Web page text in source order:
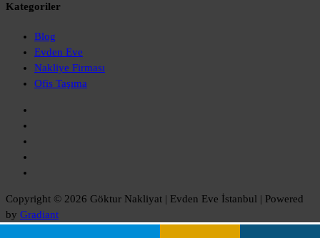
Kategoriler
Blog
Evden Eve
Nakliye Firması
Ofis Taşıma
Copyright © 2026 Göktur Nakliyat | Evden Eve İstanbul | Powered
by Gradiant